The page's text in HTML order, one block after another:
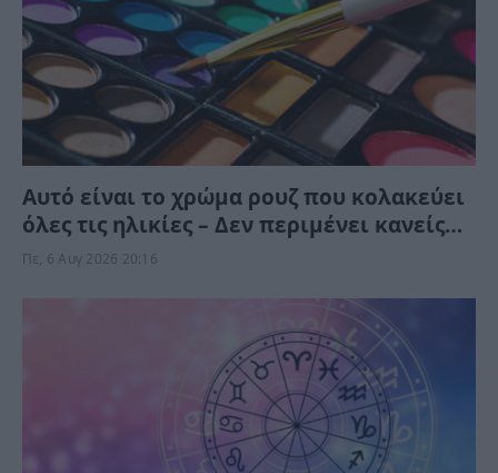
Αυτό είναι το χρώμα ρουζ που κολακεύει
όλες τις ηλικίες – Δεν περιμένει κανείς
ότι “χαρίζει” τέτοια φρεσκάδα και
Πε, 6 Αυγ 2026 20:16